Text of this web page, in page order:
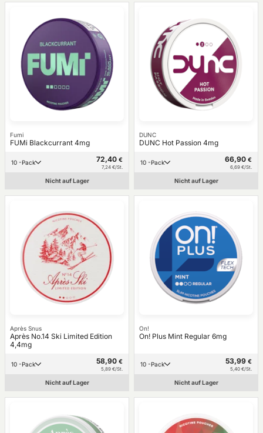
Fumi
FUMi Blackcurrant 4mg
10 -Pack 72,40 €
7,24 €/St.
Nicht auf Lager
DUNC
DUNC Hot Passion 4mg
10 -Pack 66,90 €
6,69 €/St.
Nicht auf Lager
Après Snus
Après No.14 Ski Limited Edition
4,4mg
10 -Pack 58,90 €
5,89 €/St.
Nicht auf Lager
On!
On! Plus Mint Regular 6mg
10 -Pack 53,99 €
5,40 €/St.
Nicht auf Lager